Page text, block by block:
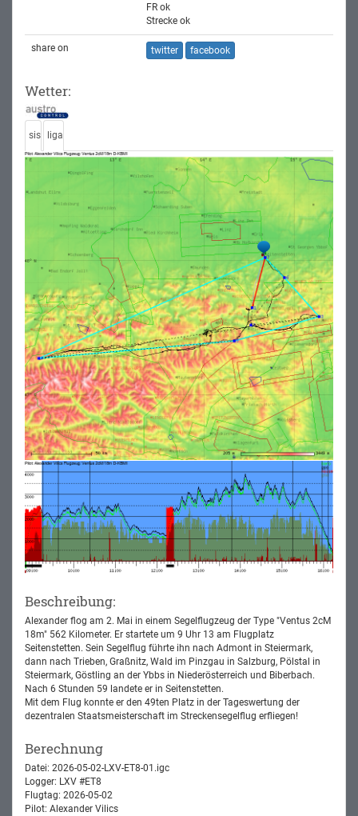
FR ok
Strecke ok
share on twitter facebook
Wetter:
sis liga
Beschreibung:
Alexander flog am 2. Mai in einem Segelflugzeug der Type "Ventus 2cM
18m" 562 Kilometer. Er startete um 9 Uhr 13 am Flugplatz
Seitenstetten. Sein Segelflug führte ihn nach Admont in Steiermark,
dann nach Trieben, Graßnitz, Wald im Pinzgau in Salzburg, Pölstal in
Steiermark, Göstling an der Ybbs in Niederösterreich und Biberbach.
Nach 6 Stunden 59 landete er in Seitenstetten.
Mit dem Flug konnte er den 49ten Platz in der Tageswertung der
dezentralen Staatsmeisterschaft im Streckensegelflug erfliegen!
Berechnung
Datei: 2026-05-02-LXV-ET8-01.igc
Logger: LXV #ET8
Flugtag: 2026-05-02
Pilot: Alexander Vilics